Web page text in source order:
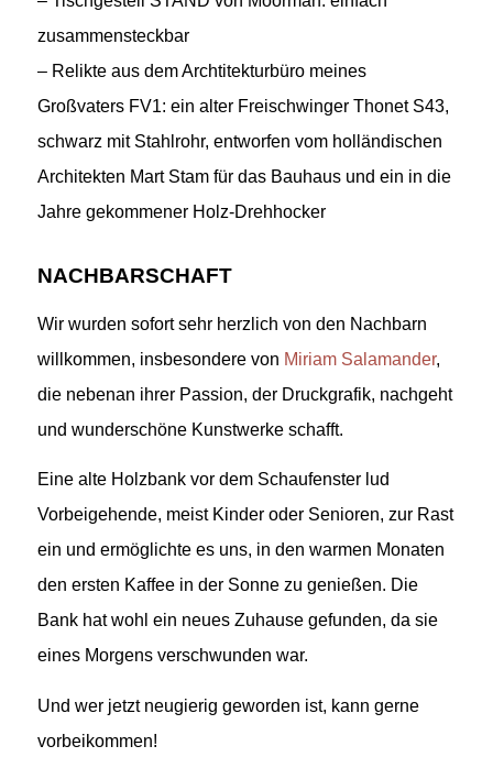
zusammensteckbar
– Relikte aus dem Archtitekturbüro meines
Großvaters FV1: ein alter Freischwinger Thonet S43,
schwarz mit Stahlrohr, entworfen vom holländischen
Architekten Mart Stam für das Bauhaus und ein in die
Jahre gekommener Holz-Drehhocker
NACHBARSCHAFT
Wir wurden sofort sehr herzlich von den Nachbarn
willkommen, insbesondere von Miriam Salamander,
die nebenan ihrer Passion, der Druckgrafik, nachgeht
und wunderschöne Kunstwerke schafft.
Eine alte Holzbank vor dem Schaufenster lud
Vorbeigehende, meist Kinder oder Senioren, zur Rast
ein und ermöglichte es uns, in den warmen Monaten
den ersten Kaffee in der Sonne zu genießen. Die
Bank hat wohl ein neues Zuhause gefunden, da sie
eines Morgens verschwunden war.
Und wer jetzt neugierig geworden ist, kann gerne
vorbeikommen!